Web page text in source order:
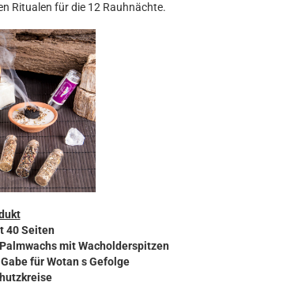
Ritualen für die 12 Rauhnächte.
40 Seiten
mit Wacholderspitzen
für Wotan s Gefolge